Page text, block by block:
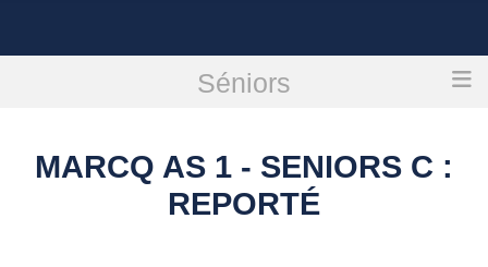
Séniors
Marcq As 1 - Seniors C : reporté
MARCQ AS 1 - SENIORS C :
REPORTÉ